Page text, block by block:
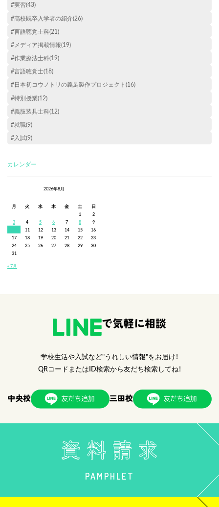
#実習(43)
#高校既卒入学者の紹介(26)
#言語聴覚士科(21)
#メディア掲載情報(19)
#作業療法士科(19)
#言語聴覚士(18)
#日本初コウノトリの義足製作プロジェクト(16)
#特別授業(12)
#義肢装具士科(12)
#就職(9)
#入試(9)
カレンダー
2026年8月
月 火 水 木 金 土
日
1
2
3
4 5 6 7 8
9
11 12 13 14 15
16
17
18 19 20 21 22
23
24
25 26 27 28 29
30
31
« 7月
で気軽に相談
学校生活や入試など"うれしい情報"をお届け！
QRコードまたはID検索から友だち検索してね！
中央校 三田校
PAMPHLET